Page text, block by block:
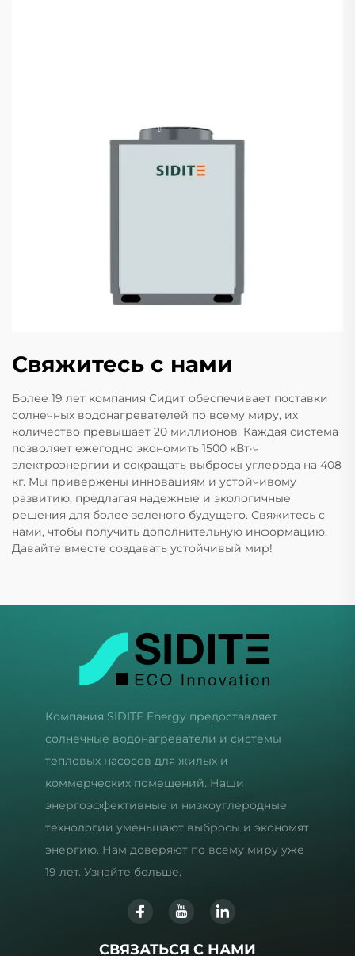
Свяжитесь с нами
Более 19 лет компания Сидит обеспечивает поставки
солнечных водонагревателей по всему миру, их
количество превышает 20 миллионов. Каждая система
позволяет ежегодно экономить 1500 кВт·ч
электроэнергии и сокращать выбросы углерода на 408
кг. Мы привержены инновациям и устойчивому
развитию, предлагая надежные и экологичные
решения для более зеленого будущего. Свяжитесь с
нами, чтобы получить дополнительную информацию.
Давайте вместе создавать устойчивый мир!
Компания SIDITE Energy предоставляет
солнечные водонагреватели и системы
тепловых насосов для жилых и
коммерческих помещений. Наши
энергоэффективные и низкоуглеродные
технологии уменьшают выбросы и экономят
энергию. Нам доверяют по всему миру уже
19 лет. Узнайте больше.
СВЯЗАТЬСЯ С НАМИ